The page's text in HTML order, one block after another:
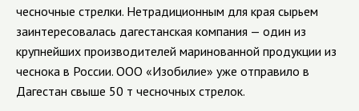
чесночные стрелки. Нетрадиционным для края сырьем
заинтересовалась дагестанская компания — один из
крупнейших производителей маринованной продукции из
чеснока в России. ООО «Изобилие» уже отправило в
Дагестан свыше 50 т чесночных стрелок.